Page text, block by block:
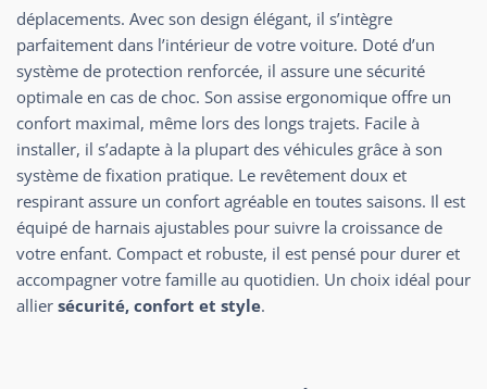
déplacements. Avec son design élégant, il s’intègre
parfaitement dans l’intérieur de votre voiture. Doté d’un
système de protection renforcée, il assure une sécurité
optimale en cas de choc. Son assise ergonomique offre un
confort maximal, même lors des longs trajets. Facile à
installer, il s’adapte à la plupart des véhicules grâce à son
système de fixation pratique. Le revêtement doux et
respirant assure un confort agréable en toutes saisons. Il est
équipé de harnais ajustables pour suivre la croissance de
votre enfant. Compact et robuste, il est pensé pour durer et
accompagner votre famille au quotidien. Un choix idéal pour
allier sécurité, confort et style.